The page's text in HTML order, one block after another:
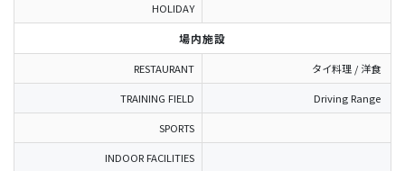
HOLIDAY
場内施設
RESTAURANT タイ料理 / 洋食
TRAINING FIELD Driving Range
SPORTS
INDOOR FACILITIES